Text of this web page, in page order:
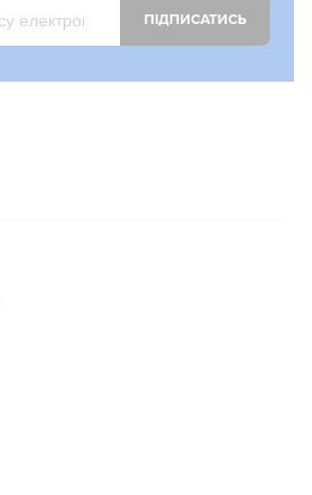
ПІДПИСАТИСЬ